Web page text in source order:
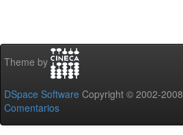
Theme by
DSpace Software Copyright © 2002-2008
Comentarios